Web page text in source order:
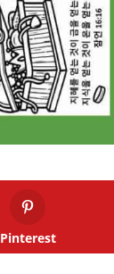
Pinterest